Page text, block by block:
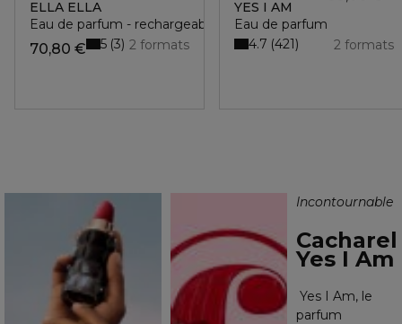
ELLA ELLA
Eau de parfum - rechargeable
70,80 € 2 formats
5 3
YES I AM
Eau de parfum
2 formats
4.7 421
Incontournable
Cacharel
Yes I Am
Yes I Am, le
parfum